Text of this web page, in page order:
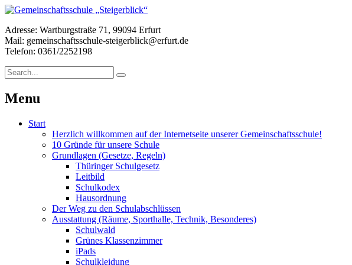
Adresse: Wartburgstraße 71, 99094 Erfurt
Mail: gemeinschaftsschule-steigerblick@erfurt.de
Telefon: 0361/2252198
Menu
Start
Herzlich willkommen auf der Internetseite unserer Gemeinschaftsschule!
10 Gründe für unsere Schule
Grundlagen (Gesetze, Regeln)
Thüringer Schulgesetz
Leitbild
Schulkodex
Hausordnung
Der Weg zu den Schulabschlüssen
Ausstattung (Räume, Sporthalle, Technik, Besonderes)
Schulwald
Grünes Klassenzimmer
iPads
Schulkleidung